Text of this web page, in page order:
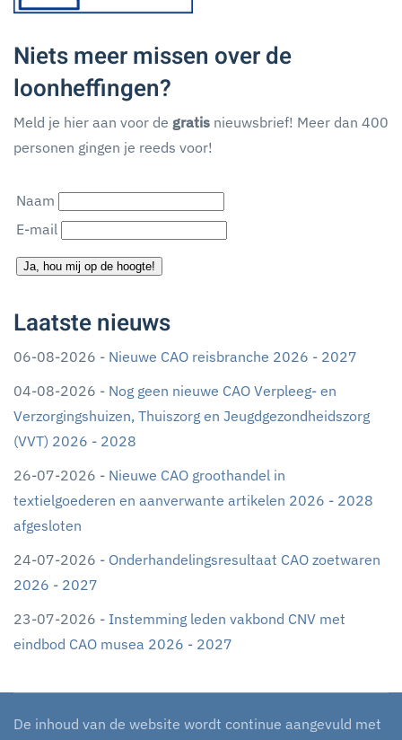
Niets meer missen over de
loonheffingen?
Meld je hier aan voor de gratis nieuwsbrief! Meer dan 400
personen gingen je reeds voor!
Naam
E-mail
Ja, hou mij op de hoogte!
Laatste nieuws
06-08-2026 - Nieuwe CAO reisbranche 2026 - 2027
04-08-2026 - Nog geen nieuwe CAO Verpleeg- en
Verzorgingshuizen, Thuiszorg en Jeugdgezondheidszorg
(VVT) 2026 - 2028
26-07-2026 - Nieuwe CAO groothandel in
textielgoederen en aanverwante artikelen 2026 - 2028
afgesloten
24-07-2026 - Onderhandelingsresultaat CAO zoetwaren
2026 - 2027
23-07-2026 - Instemming leden vakbond CNV met
eindbod CAO musea 2026 - 2027
De inhoud van de website wordt continue aangevuld met